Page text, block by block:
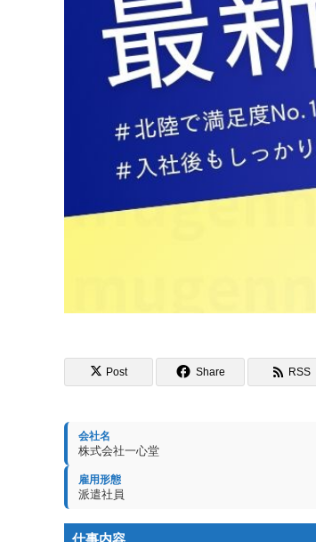
Post Share RSS
会社名
株式会社一心堂
雇用形態
派遣社員
仕事内容